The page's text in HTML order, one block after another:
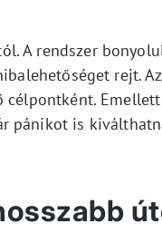
A rendszer
rejt.
pánikot is